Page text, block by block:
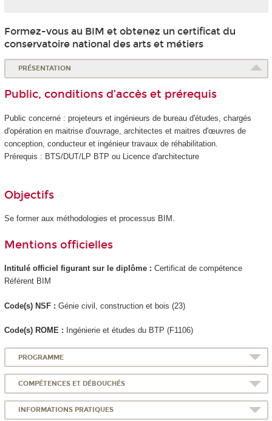
Formez-vous au BIM et obtenez un certificat du
conservatoire national des arts et métiers
PRÉSENTATION
Public, conditions d’accès et prérequis
Public concerné : projeteurs et ingénieurs de bureau d'études, chargés
d'opération en maitrise d'ouvrage, architectes et maitres d'œuvres de
conception, conducteur et ingénieur travaux de réhabilitation.
Prérequis : BTS/DUT/LP BTP ou Licence d'architecture
Objectifs
Se former aux méthodologies et processus BIM.
Mentions officielles
Intitulé officiel figurant sur le diplôme : Certificat de compétence
Référent BIM
Code(s) NSF : Génie civil, construction et bois (23)
Code(s) ROME : Ingénierie et études du BTP (F1106)
PROGRAMME
COMPÉTENCES ET DÉBOUCHÉS
INFORMATIONS PRATIQUES